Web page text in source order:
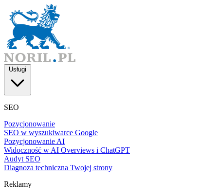
Usługi
SEO
Pozycjonowanie
SEO w wyszukiwarce Google
Pozycjonowanie AI
Widoczność w AI Overviews i ChatGPT
Audyt SEO
Diagnoza techniczna Twojej strony
Reklamy